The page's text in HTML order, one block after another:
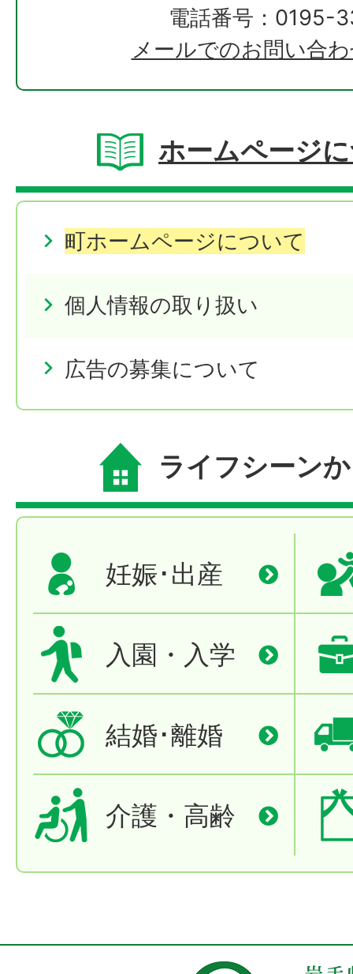
電話番号：0195-
メールでのお問い合
ホームページ
町ホームページについて
個人情報の取り扱い
広告の募集について
ライフシーン
妊娠･出産
入園・入学
結婚･離婚
介護・高齢